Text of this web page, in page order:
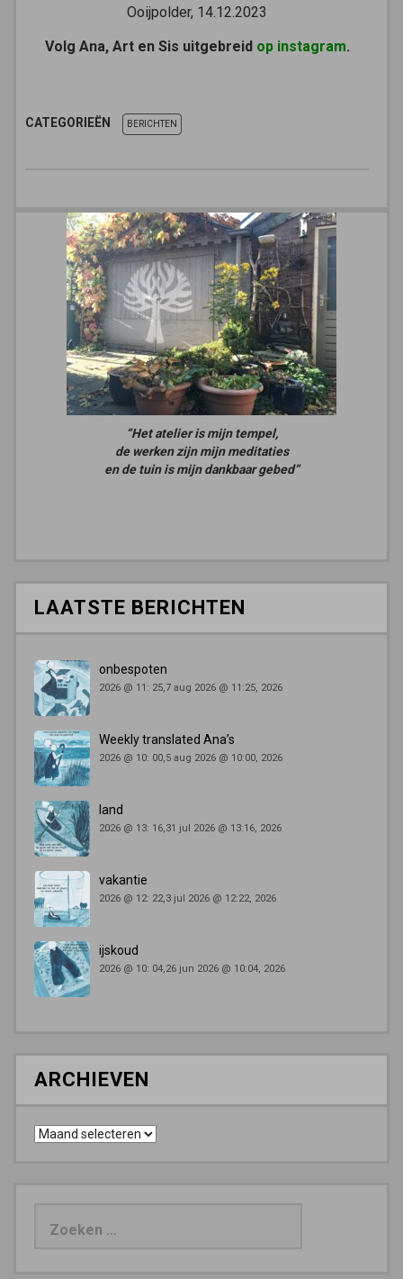
Ooijpolder, 14.12.2023
Volg Ana, Art en Sis uitgebreid op instagram.
CATEGORIEËN BERICHTEN
“Het atelier is mijn tempel,
de werken zijn mijn meditaties
en de tuin is mijn dankbaar gebed”
LAATSTE BERICHTEN
onbespoten
2026 @ 11: 25,7 aug 2026 @ 11:25, 2026
Weekly translated Ana’s
2026 @ 10: 00,5 aug 2026 @ 10:00, 2026
land
2026 @ 13: 16,31 jul 2026 @ 13:16, 2026
vakantie
2026 @ 12: 22,3 jul 2026 @ 12:22, 2026
ijskoud
2026 @ 10: 04,26 jun 2026 @ 10:04, 2026
ARCHIEVEN
Archieven